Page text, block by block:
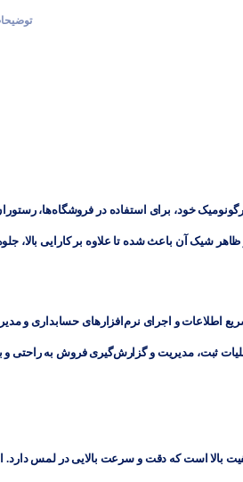
خود، برای استفاده در فروشگاه‌ها،
شیک آن باعث شده تا علاوه بر کارایی بالا،
اطلاعات و اجرای نرم‌افزارهای حسابداری و
بالا است که دقت و سرعت بالایی در لمس دارد.